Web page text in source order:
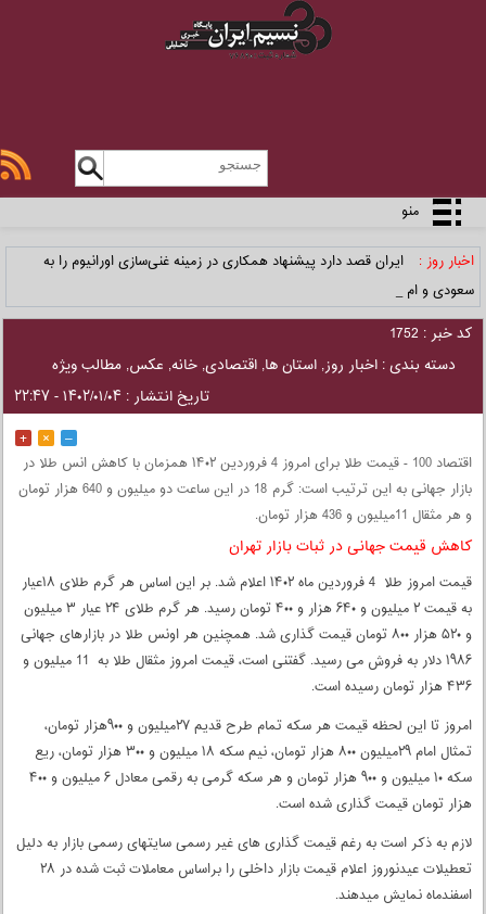
منو
اخبار روز :
ایران قصد دارد پیشنهاد همکاری در زمینه غنی‌سازی اورانیوم را به
سعودی و امار _
کد خبر : 1752
دسته بندی :اخبار روز,استان ها,اقتصادی,خانه, عکس,مطالب ویژه
تاریخ انتشار : ۱۴۰۲/۰۱/۰۴ - ۲۲:۴۷
–
×
+
اقتصاد 100 - قیمت طلا برای امروز 4 فروردین ۱۴۰۲ همزمان با کاهش انس طلا در
بازار جهانی به این ترتیب است: گرم 18 در این ساعت دو میلیون و 640 هزار تومان
و هر مثقال 11میلیون و 436 هزار تومان.
کاهش قیمت جهانی در ثبات بازار تهران
قیمت امروز طلا 4 فروردین ماه ۱۴۰۲ اعلام شد. بر این اساس هر گرم طلای ۱۸عیار
به قیمت ۲ میلیون و ۶۴۰ هزار و ۴۰۰ تومان رسید. هر گرم طلای ۲۴ عیار ۳ میلیون
و ۵۲۰ هزار ۸۰۰ تومان قیمت گذاری شد. همچنین هر اونس طلا در بازارهای جهانی
۱۹۸۶ دلار به فروش می رسید. گفتنی است، قیمت امروز مثقال طلا به 11 میلیون و
۴۳۶ هزار تومان رسیده است.
امروز تا این لحظه قیمت هر سکه تمام طرح قدیم ۲۷میلیون و ۹۰۰هزار تومان،
تمثال امام ۲۹میلیون ۸۰۰ هزار تومان، نیم سکه ۱۸ میلیون و ۳۰۰ هزار تومان، ریع
سکه ۱۰ میلیون و ۹۰۰ هزار تومان و هر سکه گرمی به رقمی معادل ۶ میلیون و ۴۰۰
هزار تومان قیمت گذاری شده است.
لازم به ذکر است به رغم قیمت گذاری های غیر رسمی سایتهای رسمی بازار به دلیل
تعطیلات عیدنوروز اعلام قیمت بازار داخلی را براساس معاملات ثبت شده در ۲۸
اسفندماه نمایش میدهند.